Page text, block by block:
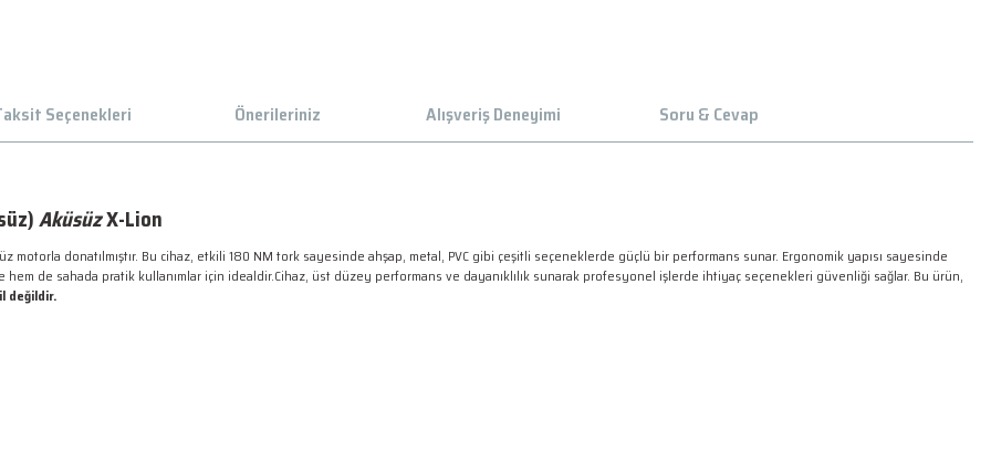
Seçenekleri Önerileriniz Alışveriş Deneyimi Soru & Cevap
AküsüzX-Lion
motorla donatılmıştır. Bu cihaz, etkili 180 NM tork sayesinde ahşap, metal, PVC gibi çeşitli seçeneklerde güçlü bir performans sunar. Ergonomik yapısı sayesinde
de sahada pratik kullanımlar için idealdir.Cihaz, üst düzey performans ve dayanıklılık sunarak profesyonel işlerde ihtiyaç seçenekleri güvenliği sağlar. Bu ürün,
değildir.